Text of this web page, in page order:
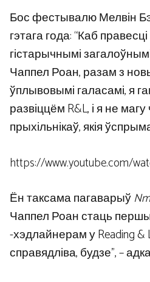
Бос фестывалю Мелвін
гэтага года: “Каб
гістарычнымі
Чаппел Роан, разам з
ўплывовымі галасамі, я
развіццём R&L, і я не
прыхільнікаў, якія
https://www.youtube.com/
Ён таксама пагаварыў
Чаппел Роан стаць
-хэдлайнерам у Reading &
справядліва, будзе”, –